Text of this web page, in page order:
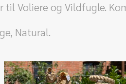
Voliere og Vildfugle.
Natural.